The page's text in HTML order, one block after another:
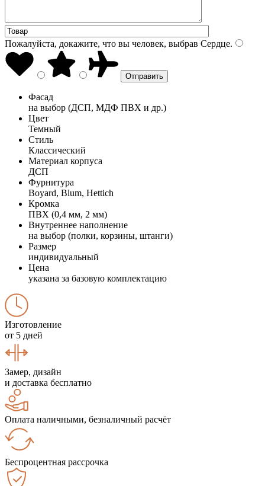
Пожалуйста, докажите, что вы человек, выбрав Сердце.
Фасад
на выбор (ДСП, МДФ ПВХ и др.)
Цвет
Темный
Стиль
Классический
Материал корпуса
ДСП
Фурнитура
Boyard, Blum, Hettich
Кромка
ПВХ (0,4 мм, 2 мм)
Внутреннее наполнение
на выбор (полки, корзины, штанги)
Размер
индивидуальный
Цена
указана за базовую комплектацию
Изготовление
от 5 дней
Замер, дизайн
и доставка бесплатно
Оплата наличными, безналичный расчёт
Беспроцентная рассрочка